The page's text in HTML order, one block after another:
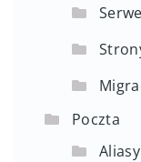
Poczta